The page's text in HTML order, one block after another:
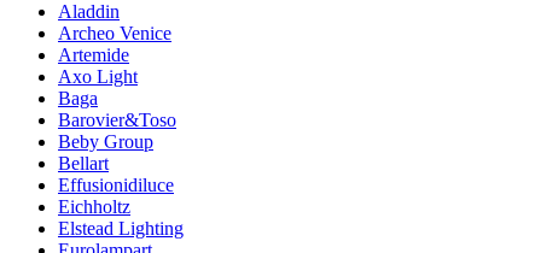
Aladdin
Archeo Venice
Artemide
Axo Light
Baga
Barovier&Toso
Beby Group
Bellart
Effusionidiluce
Eichholtz
Elstead Lighting